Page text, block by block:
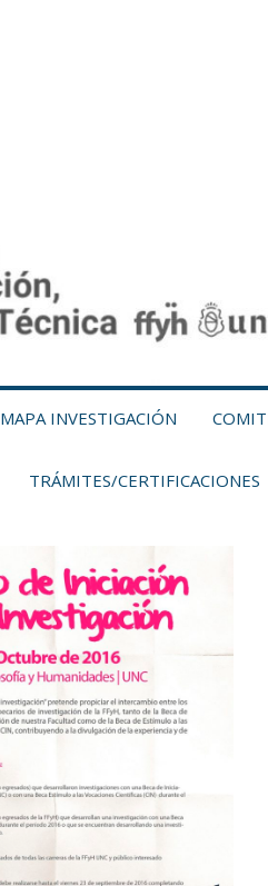
MAPA INVESTIGACIÓN
TRÁMITES/CERTIFICACIONES